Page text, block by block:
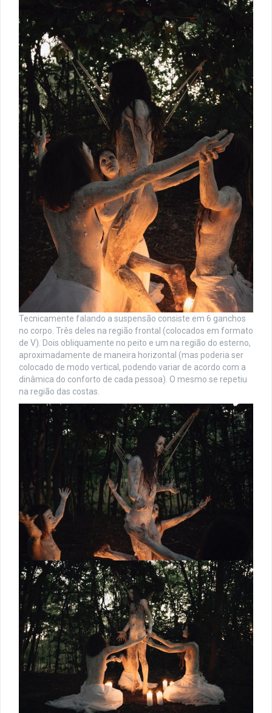
Tecnicamente falando a suspensão consiste em 6 ganchos
no corpo. Três deles na região frontal (colocados em formato
de V). Dois obliquamente no peito e um na região do esterno,
aproximadamente de maneira horizontal (mas poderia ser
colocado de modo vertical, podendo variar de acordo com a
dinâmica do conforto de cada pessoa). O mesmo se repetiu
na região das costas.